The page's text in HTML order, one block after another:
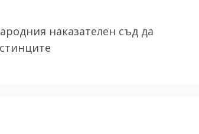
наказателен съд да